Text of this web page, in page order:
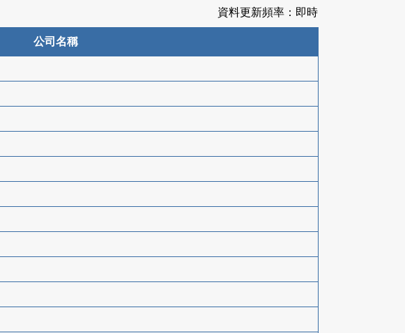
資料更新頻率：即時
公司名稱